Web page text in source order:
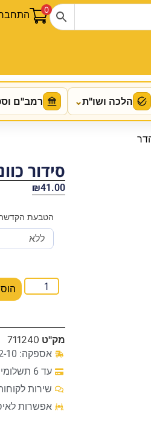
0
הלכה ושו"ת⌄ רמב"ם
סידור
₪41.00
הטבעת
מק"ט 711240
אספקה: 2-10 ימי עסקים (למעט מקרים חריגים)
עד 6 תשלומים ללא ריבית
שירות
אפשרות